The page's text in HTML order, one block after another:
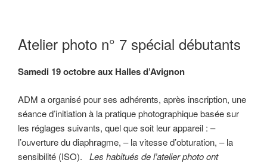
Atelier photo n° 7 spécial débutants
Samedi 19 octobre aux Halles d’Avignon
ADM a organisé pour ses adhérents, après inscription, une
séance d’initiation à la pratique photographique basée sur
les réglages suivants, quel que soit leur appareil : –
l’ouverture du diaphragme, – la vitesse d’obturation, – la
sensibilité (ISO). Les habitués de l’atelier photo ont